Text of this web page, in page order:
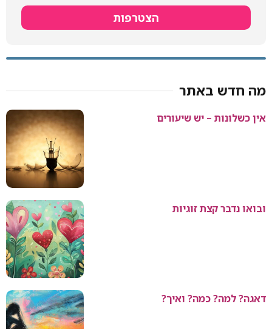
הצטרפות
מה חדש באתר
אין כשלונות – יש שיעורים
ובואו נדבר קצת זוגיות
דאגה? למה? כמה? ואיך?